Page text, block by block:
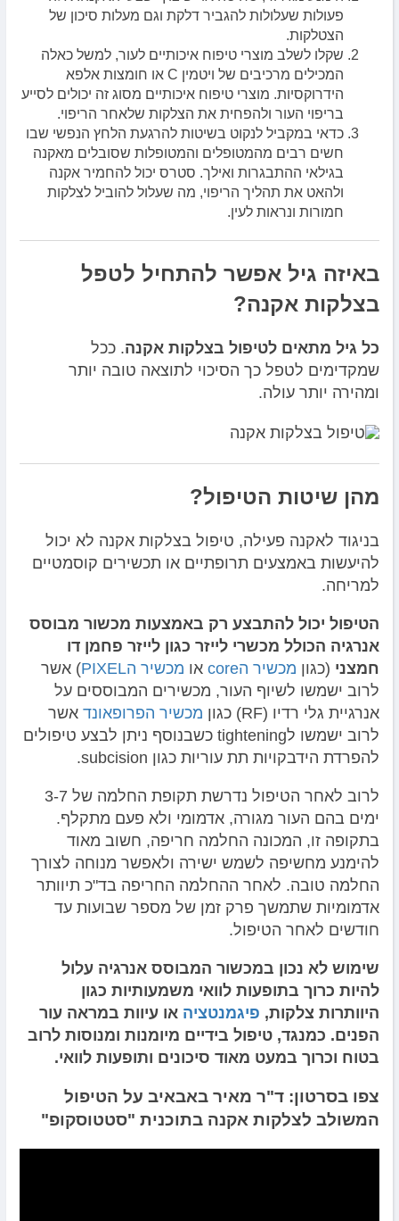
פעולות שעלולות להגביר דלקת וגם מעלות סיכון של
הצטלקות.
שקלו לשלב מוצרי טיפוח איכותיים לעור, למשל כאלה
המכילים מרכיבים של ויטמין C או חומצות אלפא
הידרוקסיות. מוצרי טיפוח איכותיים מסוג זה יכולים לסייע
בריפוי העור ולהפחית את הצלקות שלאחר הריפוי.
כדאי במקביל לנקוט בשיטות להרגעת הלחץ הנפשי שבו
חשים רבים מהמטופלים והמטופלות שסובלים מאקנה
בגילאי ההתבגרות ואילך. סטרס יכול להחמיר אקנה
ולהאט את תהליך הריפוי, מה שעלול להוביל לצלקות
חמורות ונראות לעין.
באיזה גיל אפשר להתחיל לטפל
בצלקות אקנה?
כל גיל מתאים לטיפול בצלקות אקנה. ככל
שמקדימים לטפל כך הסיכוי לתוצאה טובה יותר
ומהירה יותר עולה.
מהן שיטות הטיפול?
בניגוד לאקנה פעילה, טיפול בצלקות אקנה לא יכול
להיעשות באמצעים תרופתיים או תכשירים קוסמטיים
למריחה.
הטיפול יכול להתבצע רק באמצעות מכשור מבוסס
אנרגיה הכולל מכשרי לייזר כגון לייזר פחמן דו
חמצני (כגון מכשיר הcore או מכשיר הPIXEL
) אשר
לרוב ישמשו לשיוף העור, מכשירים המבוססים על
אנרגיית גלי רדיו (RF) כגון
מכשיר הפרופאונד אשר
לרוב ישמשו לtightening כשבנוסף ניתן לבצע טיפולים
להפרדת הידבקויות תת עוריות כגון subcision.
לרוב לאחר הטיפול נדרשת תקופת החלמה של 3-7
ימים בהם העור מגורה, אדמומי ולא פעם מתקלף.
בתקופה זו, המכונה החלמה חריפה, חשוב מאוד
להימנע מחשיפה לשמש ישירה ולאפשר מנוחה לצורך
החלמה טובה. לאחר ההחלמה החריפה בד"כ תיוותר
אדמומיות שתמשך פרק זמן של מספר שבועות עד
חודשים לאחר הטיפול.
שימוש לא נכון במכשור המבוסס אנרגיה עלול
להיות כרוך בתופעות לוואי משמעותיות כגון
היוותרות צלקות, פיגמנטציה או עיוות במראה עור
הפנים. כמנגד, טיפול בידיים מיומנות ומנוסות לרוב
בטוח וכרוך במעט מאוד סיכונים ותופעות לוואי.
צפו בסרטון: ד"ר מאיר באבאיב על הטיפול
המשולב לצלקות אקנה בתוכנית "סטטוסקופ"